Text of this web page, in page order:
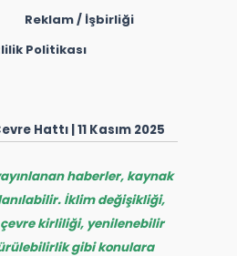
Reklam / İşbirliği
Politikası
Hattı | 11 Kasım 2025
haberler, kaynak
İklim değişikliği,
çevre kirliliği, yenilenebilir
gibi konulara